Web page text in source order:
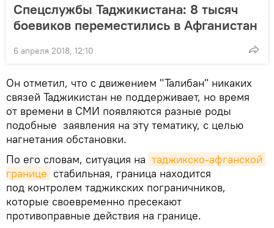
Спецслужбы Таджикистана: 8 тысяч
боевиков переместились в Афганистан
6 апреля 2018, 12:10
Он отметил, что с движением "Талибан" никаких
связей Таджикистан не поддерживает, но время
от времени в СМИ появляются разные роды
подобные заявления на эту тематику, с целью
нагнетания обстановки.
По его словам, ситуация на таджикско-афганской
границе стабильная, граница находится
под контролем таджикских пограничников,
которые своевременно пресекают
противоправные действия на границе.